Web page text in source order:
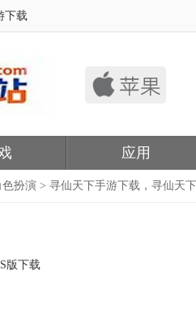
下载
应用
色扮演 > 寻仙天下手游下载，寻仙天